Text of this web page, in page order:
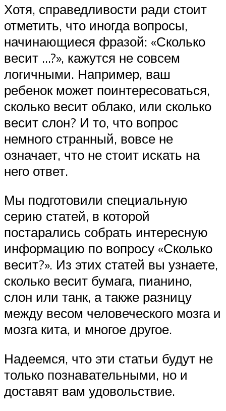
Хотя, справедливости ради стоит
отметить, что иногда вопросы,
начинающиеся фразой: «Сколько
весит …?», кажутся не совсем
логичными. Например, ваш
ребенок может поинтересоваться,
сколько весит облако, или сколько
весит слон? И то, что вопрос
немного странный, вовсе не
означает, что не стоит искать на
него ответ.
Мы подготовили специальную
серию статей, в которой
постарались собрать интересную
информацию по вопросу «Сколько
весит?». Из этих статей вы узнаете,
сколько весит бумага, пианино,
слон или танк, а также разницу
между весом человеческого мозга и
мозга кита, и многое другое.
Надеемся, что эти статьи будут не
только познавательными, но и
доставят вам удовольствие.